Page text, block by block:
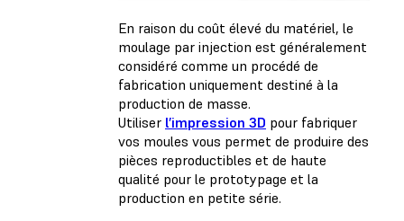
En raison du coût élevé du matériel, le
moulage par injection est généralement
considéré comme un procédé de
fabrication uniquement destiné à la
production de masse.
Utiliser l’impression 3D pour fabriquer
vos moules vous permet de produire des
pièces reproductibles et de haute
qualité pour le prototypage et la
production en petite série.